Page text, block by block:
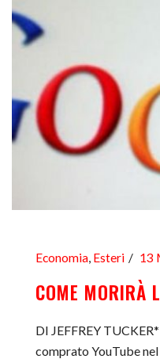
Economia, Esteri 13
COME MORIRÀ
DI JEFFREY
comprato YouTube nel